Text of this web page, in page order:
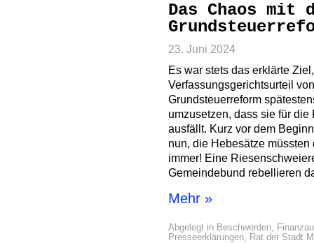
Das Chaos mit
23. Juni 2024
Es war stets das erklärte
Verfassungsgerichtsurteil
Grundsteuerreform
umzusetzen, dass sie für
ausfällt. Kurz vor dem
nun, die Hebesätze
immer! Eine
Gemeindebund rebellieren
Mehr »
Abgelegt in Beschwerden,
Presseerklärungen, Rat der Stadt